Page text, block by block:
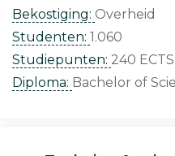
Bekostiging: Overheid
Studenten: 1.060
Studiepunten: 240 ECTS
Diploma: Bachelor of